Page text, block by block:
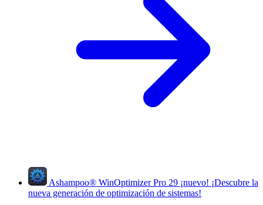
Ashampoo® WinOptimizer Pro 29 ¡nuevo! ¡Descubre la
nueva generación de optimización de sistemas!